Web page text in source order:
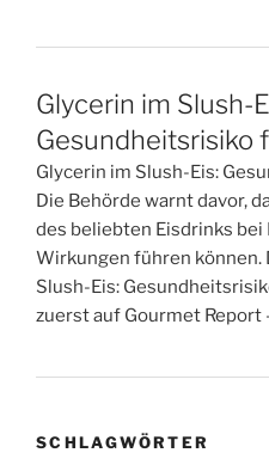
Glycerin im Slush-
Gesundheitsrisiko
Glycerin im Slush-Eis:
Die Behörde warnt davor,
des beliebten Eisdrinks
Wirkungen führen können.
Slush-Eis:
zuerst auf Gourmet
SCHLAGWÖRTER